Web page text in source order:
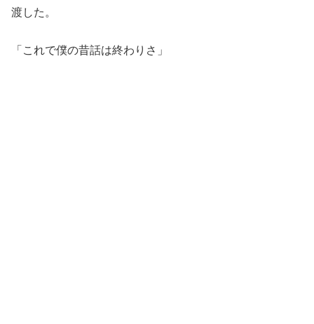
渡した。
「これで僕の昔話は終わりさ」